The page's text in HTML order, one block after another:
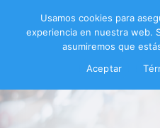
Usamos cookies para
experiencia en nuestra web.
asumiremos que
Aceptar